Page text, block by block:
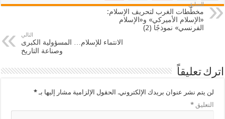
السابق
مخطّطات الغرب لتحريف الإسلام:
«الإسلام الأميركي» و«الإسلام
الفرنسي» نموذجًا (2)
التالي
الانتماء للإسلام… المسؤولية الكبرى
وصناعة التاريخ
اترك تعليقاً
لن يتم نشر عنوان بريدك الإلكتروني. الحقول الإلزامية مشار إليها بـ*
التعليق*